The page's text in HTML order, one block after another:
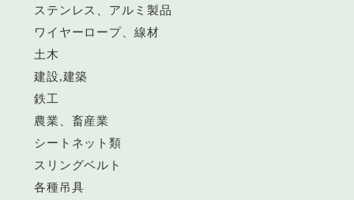
ステンレス、アルミ製品
ワイヤーロープ、線材
土木
建設,建築
鉄工
農業、畜産業
シートネット類
スリングベルト
各種吊具